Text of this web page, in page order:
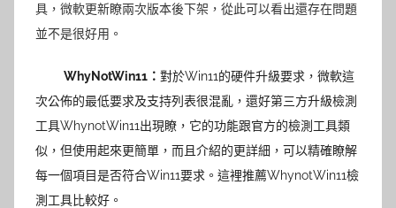
具，微軟更新瞭兩次版本後下架，從此可以看出還存在問題
並不是很好用。
WhyNotWin11： 對於Win11的硬件升級要求，微軟這
次公佈的最低要求及支持列表很混亂，還好第三方升級檢測
工具WhynotWin11出現瞭，它的功能跟官方的檢測工具類
似，但使用起來更簡單，而且介紹的更詳細，可以精確瞭解
每一個項目是否符合Win11要求。這裡推薦WhynotWin11檢
測工具比較好。